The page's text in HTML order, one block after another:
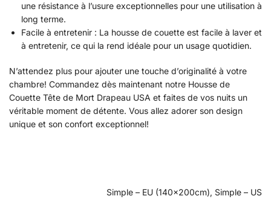
une résistance à l’usure exceptionnelles pour une utilisation à
long terme.
Facile à entretenir : La housse de couette est facile à laver et
à entretenir, ce qui la rend idéale pour un usage quotidien.
N’attendez plus pour ajouter une touche d’originalité à votre
chambre! Commandez dès maintenant notre Housse de
Couette Tête de Mort Drapeau USA et faites de vos nuits un
véritable moment de détente. Vous allez adorer son design
unique et son confort exceptionnel!
Simple – EU (140x200cm), Simple – US